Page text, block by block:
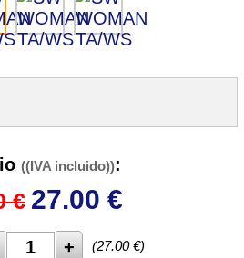
((IVA incluido)):
€ 27.00 €
(27.00€)